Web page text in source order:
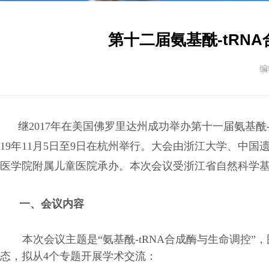
第十二届氨基酰-
继2017年在美国佛罗里达州成功举办第十一届氨基酰
19年11 月 5 日至9 日在杭州举行。大会由浙江大学、中国
医学院附属儿童医院承办。本次会议受浙江省自然科学
一、会议内容
本次会议主题是“氨基酰-tRNA合成酶与生命调控”
态，拟从4个专题开展学术交流：